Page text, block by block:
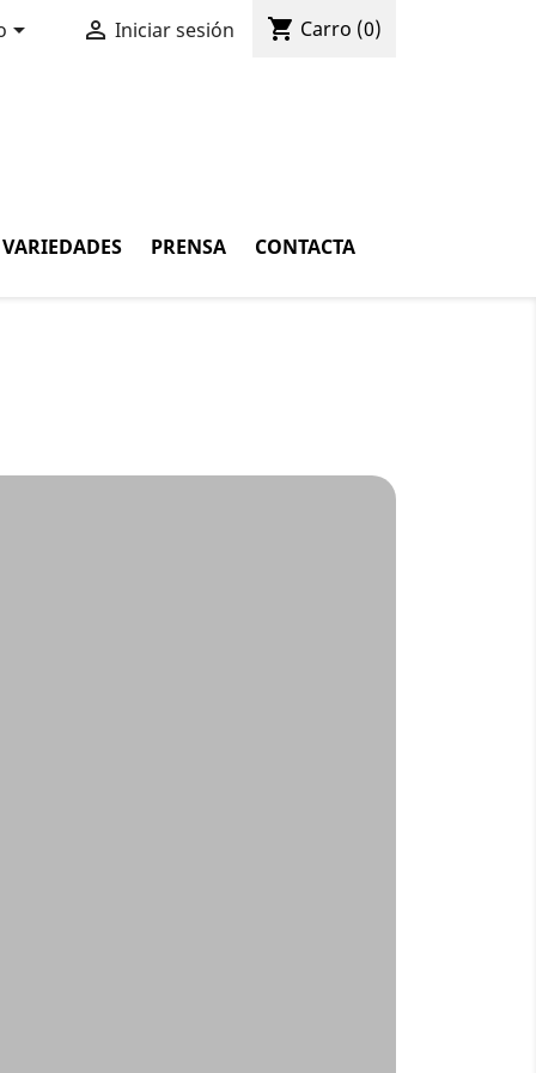
  Iniciar sesión shopping_cart Carro (0)
VARIEDADES PRENSA CONTACTA